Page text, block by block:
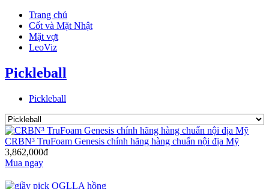
Trang chủ
Cốt và Mặt Nhật
Mặt vợt
LeoViz
Pickleball
Pickleball
CRBN³ TruFoam Genesis chính hãng hàng chuẩn nội địa Mỹ
3,862,000đ
Mua ngay